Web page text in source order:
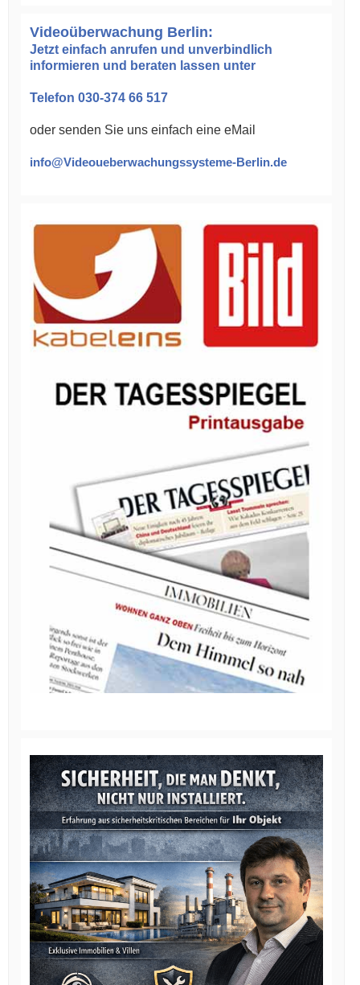
Videoüberwachung Berlin:
Jetzt einfach anrufen und unverbindlich
informieren und beraten lassen unter
Telefon 030-374 66 517
oder senden Sie uns einfach eine eMail
info@Videoueberwachungssysteme-Berlin.de